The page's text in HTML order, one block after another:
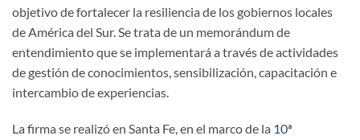
objetivo de fortalecer la resiliencia de los gobiernos locales
de América del Sur. Se trata de un memorándum de
entendimiento que se implementará a través de actividades
de gestión de conocimientos, sensibilización, capacitación e
intercambio de experiencias.
La firma se realizó en Santa Fe, en el marco de la 10ª